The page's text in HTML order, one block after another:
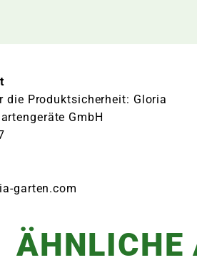
die Produktsicherheit: Gloria
GmbH
garten.com
ÄHNLICHE